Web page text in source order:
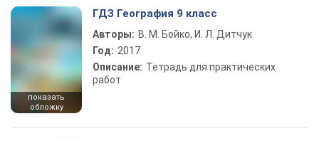
показать
обложку
ГДЗ География 9 класс
Авторы: В. М. Бойко, И. Л. Дитчук
Год: 2017
Описание: Тетрадь для практических
работ